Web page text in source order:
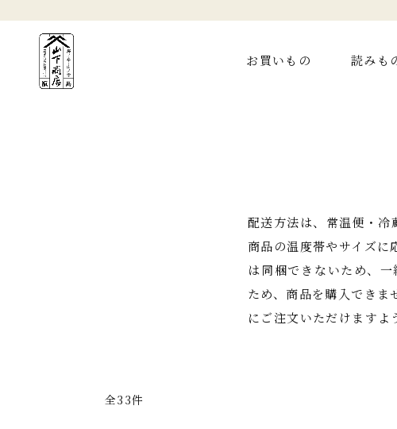
お買いもの 読みも
配送方法は、常温便・冷
商品の温度帯やサイズ
は同梱できないため、
ため、商品を購入できま
にご注文いただけますよ
全33件